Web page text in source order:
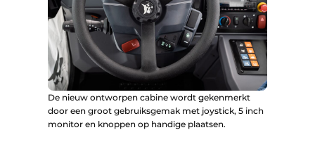
De nieuw ontworpen cabine wordt gekenmerkt
door een groot gebruiksgemak met joystick, 5 inch
monitor en knoppen op handige plaatsen.